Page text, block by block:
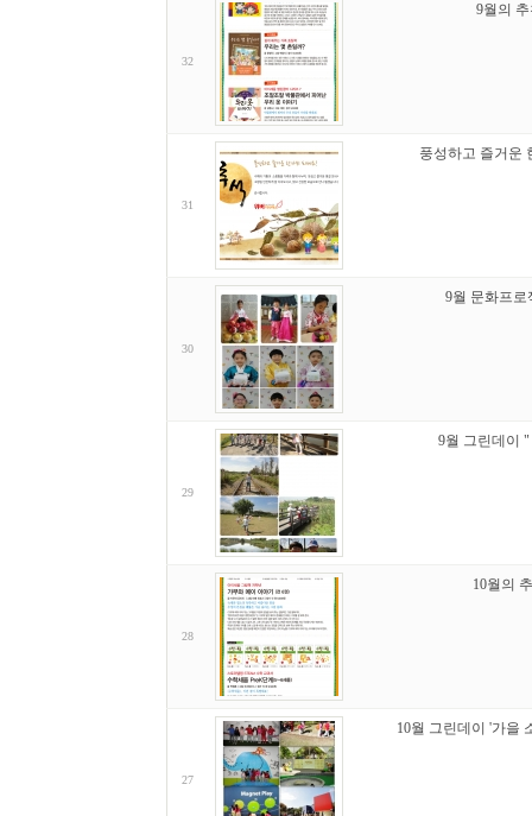
32
9월의
31
풍성하고 즐거운
30
9월 문화프
29
9월 그린데이
28
10월의
27
10월 그린데이 '가을